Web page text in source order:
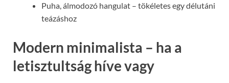
Puha, álmodozó hangulat – tökéletes egy délutáni
teázáshoz
Modern minimalista – ha a
letisztultság híve vagy